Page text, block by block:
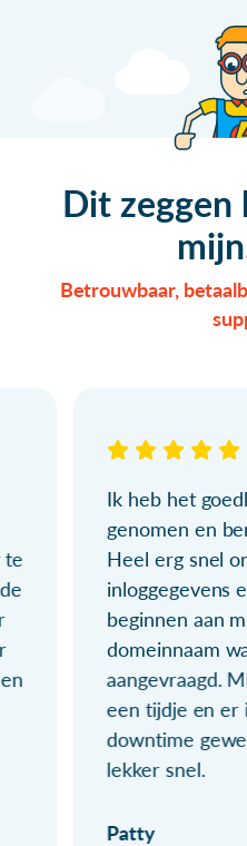
Dit zeggen
mijn
Betrouwbaar,
te
Ik heb het
genomen en
Heel erg snel
inloggegevens
beginnen aan
domeinnaam
aangevraagd.
een tijdje en er
downtime
lekker snel.
Patty